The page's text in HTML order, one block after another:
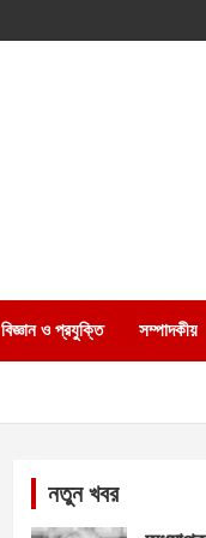
বিজ্ঞান ও প্রযুক্তি সম্পাদকীয়
নতুন খবর